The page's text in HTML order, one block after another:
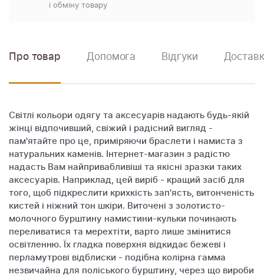
і обміну товару
Про товар Допомога Відгуки
Світлі кольори одягу та аксесуарів надають будь-якій
жінці відпочивший, свіжий і радісний вигляд -
пам'ятайте про це, приміряючи браслети і намиста з
натуральних каменів. Інтернет-магазин з радістю
надасть Вам найпривабливіші та якісні зразки таких
аксесуарів. Наприклад, цей виріб - кращий засіб для
того, щоб підкреслити крихкість зап'ясть, витонченість
кистей і ніжний тон шкіри. Виточені з золотисто-
молочного бурштину намистини-кульки починають
переливатися та мерехтіти, варто лише змінитися
освітленню. Їх гладка поверхня відкидає бежеві і
перламутрові відблиски - подібна колірна гамма
незвичайна для поліського бурштину, через що вироби